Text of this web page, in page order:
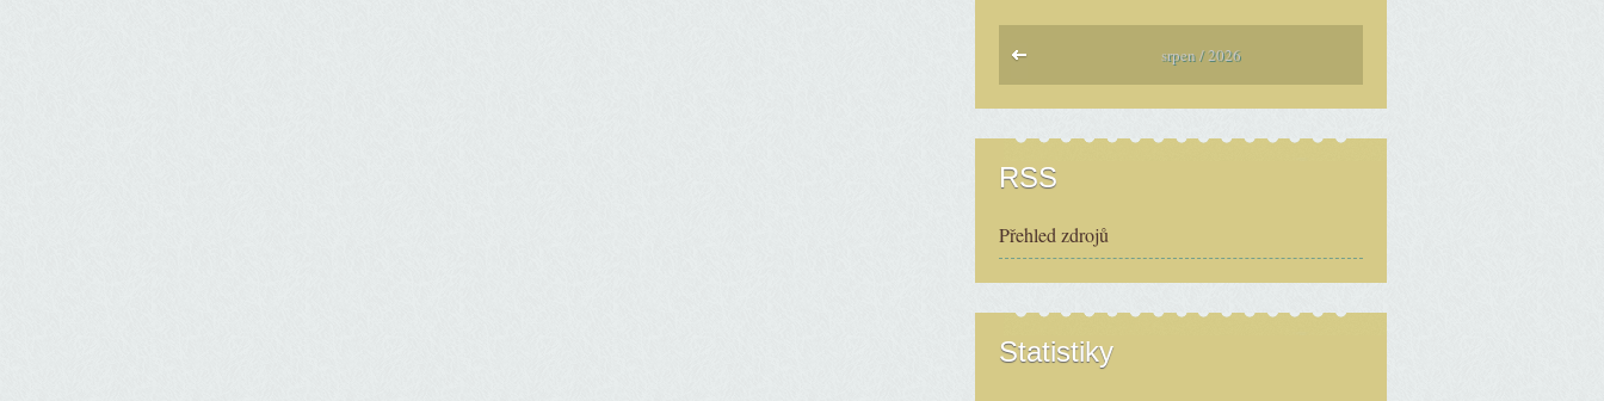
srpen / 2026
RSS
Přehled zdrojů
Statistiky